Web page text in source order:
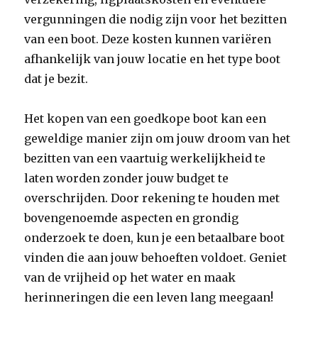
vergunningen die nodig zijn voor het bezitten
van een boot. Deze kosten kunnen variëren
afhankelijk van jouw locatie en het type boot
dat je bezit.
Het kopen van een goedkope boot kan een
geweldige manier zijn om jouw droom van het
bezitten van een vaartuig werkelijkheid te
laten worden zonder jouw budget te
overschrijden. Door rekening te houden met
bovengenoemde aspecten en grondig
onderzoek te doen, kun je een betaalbare boot
vinden die aan jouw behoeften voldoet. Geniet
van de vrijheid op het water en maak
herinneringen die een leven lang meegaan!